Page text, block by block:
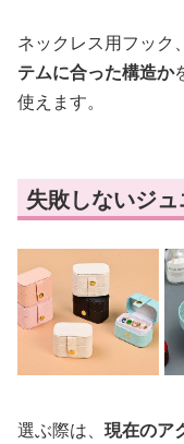
ネックレス用フック
テムに合った構造か
使えます。
失敗しないジ
選ぶ際は、 現在のア